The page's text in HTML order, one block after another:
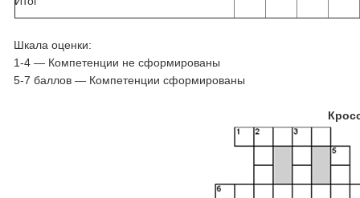
Шкала оценки:
1-4 — Компетенции не сформированы
5-7 баллов — Компетенции сформированы